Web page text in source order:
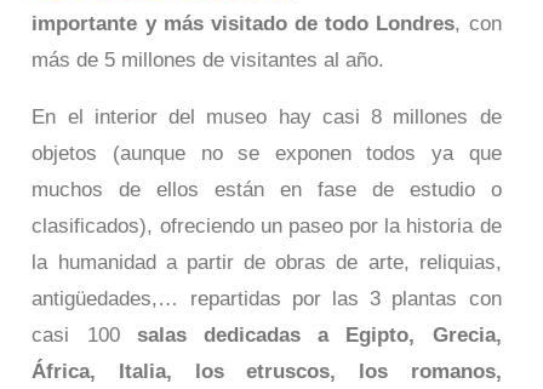
importante y más visitado de todo Londres, con
más de 5 millones de visitantes al año.
En el interior del museo hay casi 8 millones de
objetos (aunque no se exponen todos ya que
muchos de ellos están en fase de estudio o
clasificados), ofreciendo un paseo por la historia de
la humanidad a partir de obras de arte, reliquias,
antigüedades,… repartidas por las 3 plantas con
casi 100salas dedicadas a Egipto, Grecia,
África, Italia, los etruscos, los romanos,